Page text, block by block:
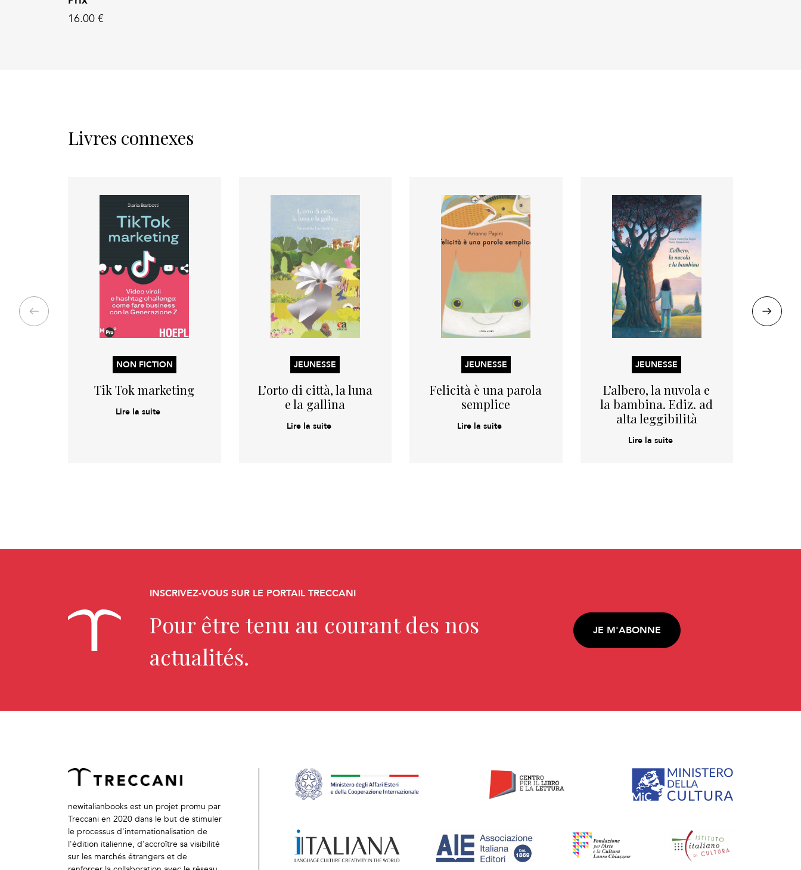
16.00 €
Livres connexes
NON FICTION
Tik Tok marketing
Lire la suite
JEUNESSE
L’orto di città, la luna
e la gallina
Lire la suite
JEUNESSE
Felicità è una parola
semplice
Lire la suite
JEUNESSE
L’albero, la nuvola e
la bambina. Ediz. ad
alta leggibilità
Lire la suite
INSCRIVEZ-VOUS SUR LE PORTAIL TRECCANI
Pour être tenu au courant des nos
actualités.
JE M'ABONNE
newitalianbooks est un projet promu par
Treccani en 2020 dans le but de stimuler
le processus d'internationalisation de
l'édition italienne, d'accroître sa visibilité
sur les marchés étrangers et de